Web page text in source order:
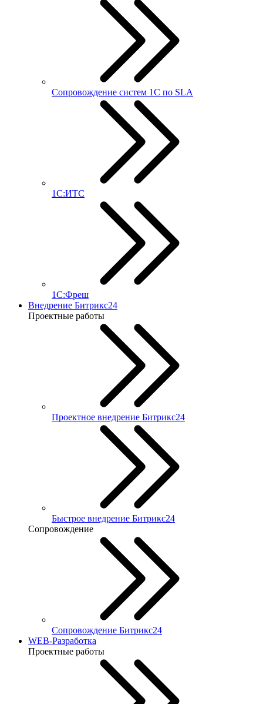
Сопровождение систем 1С по SLA
1С:ИТС
1С:Фреш
Внедрение Битрикс24
Проектные работы
Проектное внедрение Битрикс24
Быстрое внедрение Битрикс24
Сопровождение
Сопровождение Битрикс24
WEB-Разработка
Проектные работы